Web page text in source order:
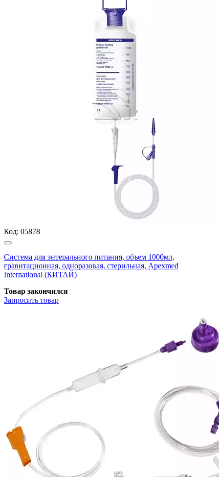
Код: 05878
Система для энтерального питания, объем 1000мл,
гравитационная, одноразовая, стерильная, Apexmed
International (КИТАЙ)
Товар закончился
Запросить товар